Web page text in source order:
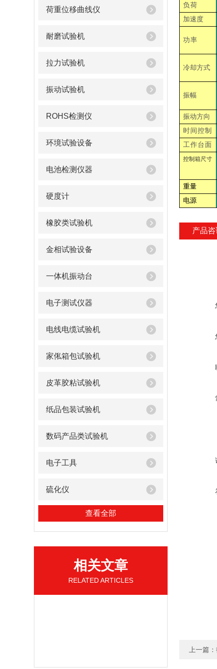
荷重位移曲线仪
耐磨试验机
拉力试验机
振动试验机
ROHS检测仪
环境试验设备
电池检测仪器
硬度计
橡胶类试验机
金相试验设备
一体机振动台
电子测试仪器
电线电缆试验机
家俬箱包试验机
皮革胶粘试验机
纸品包装试验机
数码产品类试验机
电子工具
硫化仪
查看全部
相关文章
RELATED ARTICLES
负荷
加速度
功率
冷却方式
振幅
振动方向
时间控制
工作台面
控制箱尺寸
重量
电源
产品
上一篇：